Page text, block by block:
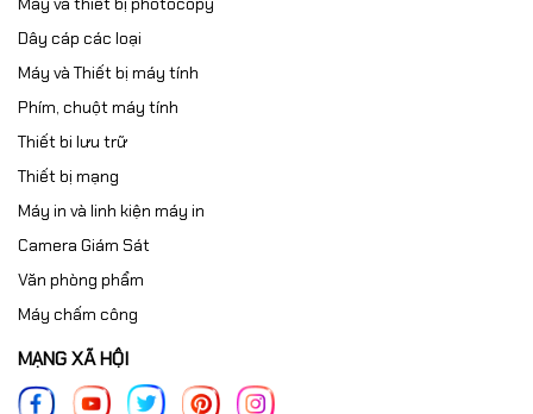
Dây cáp các loại
Máy và Thiết bị máy tính
Phím, chuột máy tính
Thiết bi lưu trữ
Thiết bị mạng
Máy in và linh kiện máy in
Camera Giám Sát
Văn phòng phẩm
Máy chấm công
MẠNG XÃ HỘI